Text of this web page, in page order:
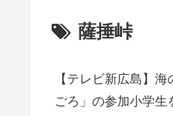
薩捶峠
【テレビ新広島】
ごろ」の参加小学生